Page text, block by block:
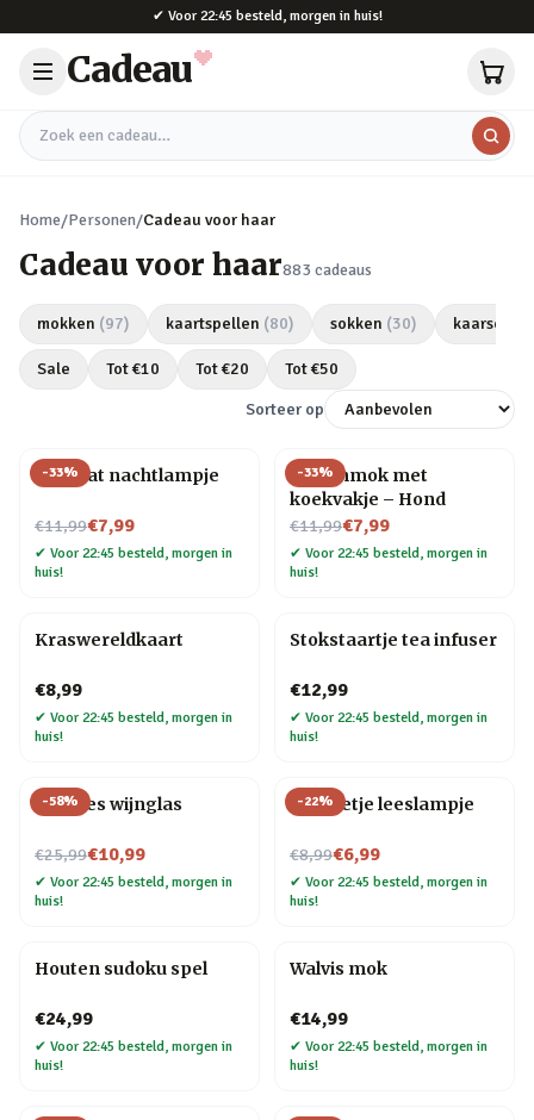
✔ Voor 22:45 besteld, morgen in huis!
Cadeau
Zoek een cadeau
Home/Personen/Cadeau voor haar
Cadeau voor haar883 cadeaus
mokken (97) kaartspellen (80) sokken (30) kaarsen
Sale Tot €10 Tot €20 Tot €50
Sorteer op
-33%
Mini kat nachtlampje
€11,99
Nu voor€7,99
✔ Voor 22:45 besteld, morgen in
huis!
-33%
Dierenmok met
koekvakje – Hond
€11,99
Nu voor€7,99
✔ Voor 22:45 besteld, morgen in
huis!
Kraswereldkaart
€8,99
✔ Voor 22:45 besteld, morgen in
huis!
Stokstaartje tea infuser
€12,99
✔ Voor 22:45 besteld, morgen in
huis!
-58%
Wijnfles wijnglas
€25,99
Nu voor€10,99
✔ Voor 22:45 besteld, morgen in
huis!
-22%
Mannetje leeslampje
€8,99
Nu voor€6,99
✔ Voor 22:45 besteld, morgen in
huis!
Houten sudoku spel
€24,99
✔ Voor 22:45 besteld, morgen in
huis!
Walvis mok
€14,99
✔ Voor 22:45 besteld, morgen in
huis!